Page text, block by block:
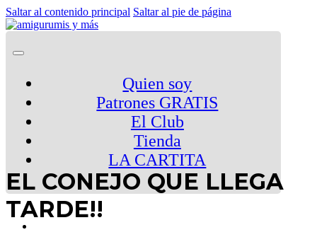
Saltar al contenido principal Saltar al pie de página
Quien soy
Patrones GRATIS
El Club
Tienda
LA CARTITA
EL CONEJO QUE LLEGA
TARDE!!